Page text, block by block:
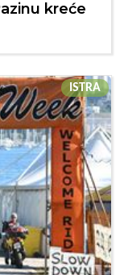
kreće
ISTRA